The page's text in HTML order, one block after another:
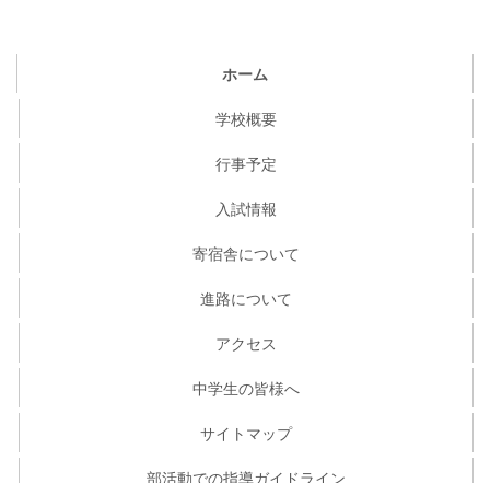
ホーム
学校概要
行事予定
入試情報
寄宿舎について
進路について
アクセス
中学生の皆様へ
サイトマップ
部活動での指導ガイドライン